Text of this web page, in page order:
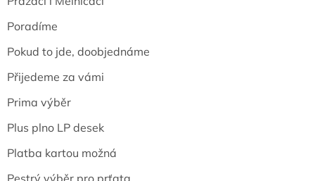
Poradíme
Pokud to jde, doobjednáme
Přijedeme za vámi
Prima výběr
Plus plno LP desek
Platba kartou možná